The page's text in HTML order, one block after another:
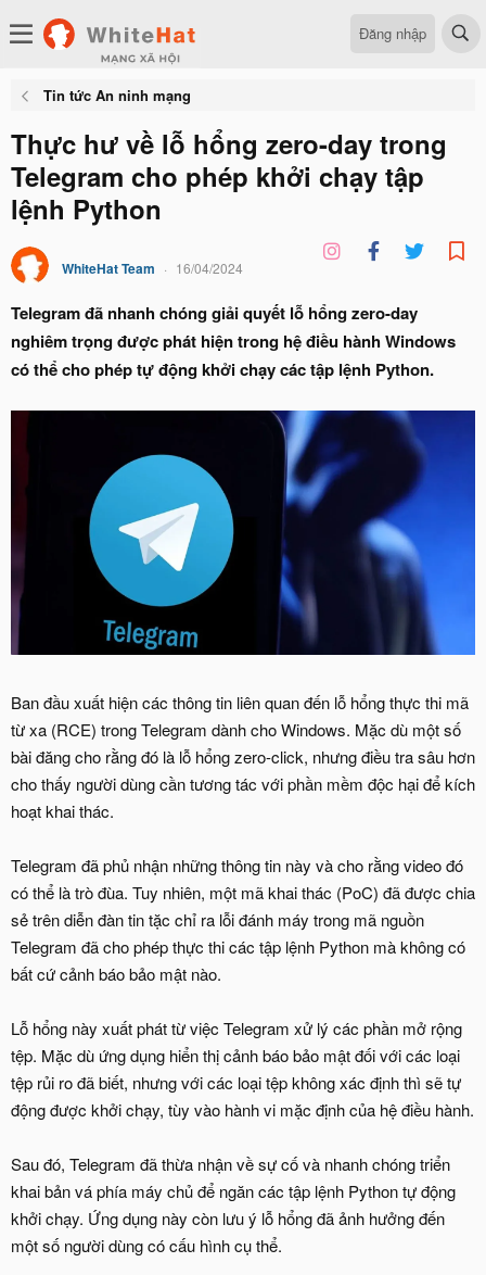
Đăng nhập
Tin tức An ninh mạng
Thực hư về lỗ hổng zero-day trong
Telegram cho phép khởi chạy tập
lệnh Python
WhiteHat Team 16/04/2024
Telegram đã nhanh chóng giải quyết lỗ hổng zero-day
nghiêm trọng được phát hiện trong hệ điều hành Windows
có thể cho phép tự động khởi chạy các tập lệnh Python.
Ban đầu xuất hiện các thông tin liên quan đến lỗ hổng thực thi mã
từ xa (RCE) trong Telegram dành cho Windows. Mặc dù một số
bài đăng cho rằng đó là lỗ hổng zero-click, nhưng điều tra sâu hơn
cho thấy người dùng cần tương tác với phần mềm độc hại để kích
hoạt khai thác.
Telegram đã phủ nhận những thông tin này và cho rằng video đó
có thể là trò đùa. Tuy nhiên, một mã khai thác (PoC) đã được chia
sẻ trên diễn đàn tin tặc chỉ ra lỗi đánh máy trong mã nguồn
Telegram đã cho phép thực thi các tập lệnh Python mà không có
bất cứ cảnh báo bảo mật nào.
Lỗ hổng này xuất phát từ việc Telegram xử lý các phần mở rộng
tệp. Mặc dù ứng dụng hiển thị cảnh báo bảo mật đối với các loại
tệp rủi ro đã biết, nhưng với các loại tệp không xác định thì sẽ tự
động được khởi chạy, tùy vào hành vi mặc định của hệ điều hành.
Sau đó, Telegram đã thừa nhận về sự cố và nhanh chóng triển
khai bản vá phía máy chủ để ngăn các tập lệnh Python tự động
khởi chạy. Ứng dụng này còn lưu ý lỗ hổng đã ảnh hưởng đến
một số người dùng có cấu hình cụ thể.